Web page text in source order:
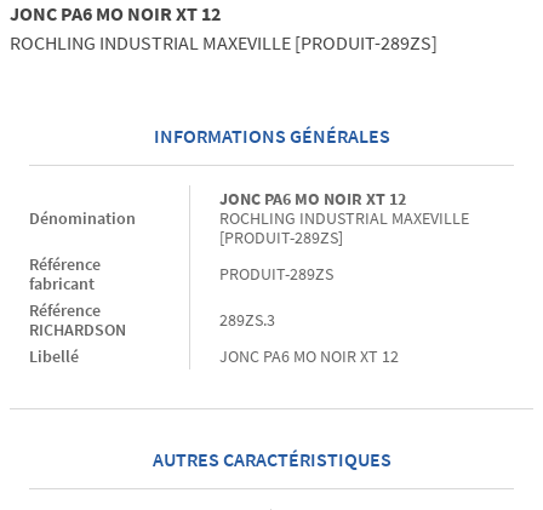
JONC PA6 MO NOIR XT 12
ROCHLING INDUSTRIAL MAXEVILLE [PRODUIT-289ZS]
INFORMATIONS GÉNÉRALES
Dénomination
JONC PA6 MO NOIR XT 12
ROCHLING INDUSTRIAL MAXEVILLE
[PRODUIT-289ZS]
Référence
fabricant
PRODUIT-289ZS
Référence
RICHARDSON
289ZS.3
Libellé
JONC PA6 MO NOIR XT 12
AUTRES CARACTÉRISTIQUES